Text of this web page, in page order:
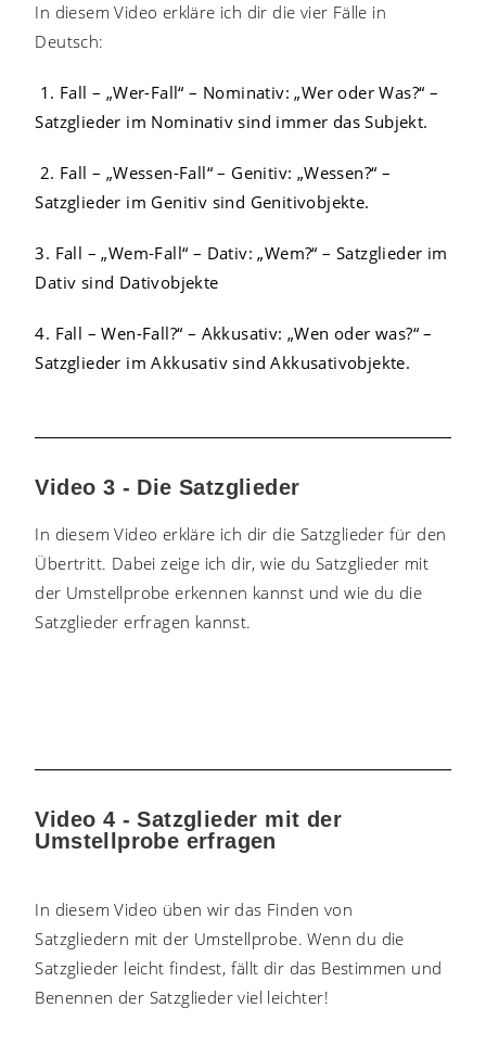
In diesem Video erkläre ich dir die vier Fälle in
Deutsch:
1. Fall – „Wer-Fall“ – Nominativ: „Wer oder Was?“ –
Satzglieder im Nominativ sind immer das Subjekt.
2. Fall – „Wessen-Fall“ – Genitiv: „Wessen?“ –
Satzglieder im Genitiv sind Genitivobjekte.
3. Fall – „Wem-Fall“ – Dativ: „Wem?“ – Satzglieder im
Dativ sind Dativobjekte
4. Fall – Wen-Fall?“ – Akkusativ: „Wen oder was?“ –
Satzglieder im Akkusativ sind Akkusativobjekte.
Video 3 - Die Satzglieder
In diesem Video erkläre ich dir die Satzglieder für den
Übertritt. Dabei zeige ich dir, wie du Satzglieder mit
der Umstellprobe erkennen kannst und wie du die
Satzglieder erfragen kannst.
Video 4 - Satzglieder mit der
Umstellprobe erfragen
In diesem Video üben wir das Finden von
Satzgliedern mit der Umstellprobe. Wenn du die
Satzglieder leicht findest, fällt dir das Bestimmen und
Benennen der Satzglieder viel leichter!